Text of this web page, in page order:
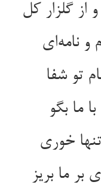
گلزار کل
نامه‌ای
تو شفا
ما بگو
خوری
ما بریز